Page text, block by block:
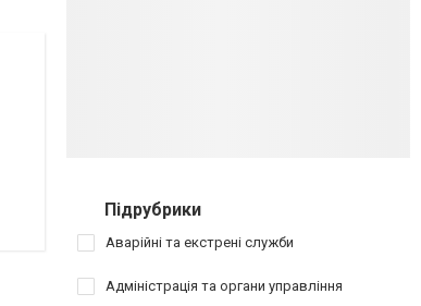
Підрубрики
Аварійні та екстрені служби
Адміністрація та органи управління